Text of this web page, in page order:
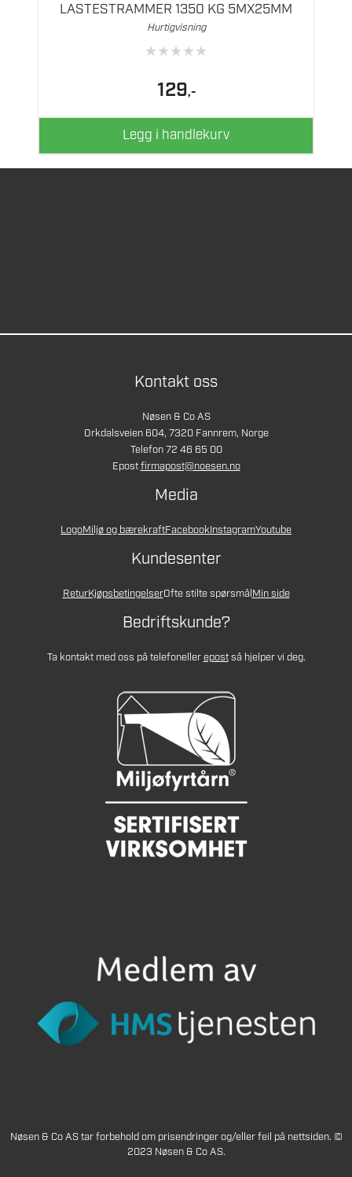
LASTESTRAMMER 1350 KG 5MX25MM
Hurtigvisning
★★★★★
129,-
Legg i handlekurv
Kontakt oss
Nøsen & Co AS
Orkdalsveien 604, 7320 Fannrem, Norge
Telefon 72 46 65 00
Epostfirmapost@noesen.no
Media
LogoMiljø og bærekraftFacebookInstagramYoutube
Kundesenter
ReturKjøpsbetingelserOfte stilte spørsmålMin side
Bedriftskunde?
Ta kontakt med oss på telefonellerepostså hjelper vi deg.
Nøsen & Co AS tar forbehold om prisendringer og/eller feil på nettsiden. ©
2023 Nøsen & Co AS.